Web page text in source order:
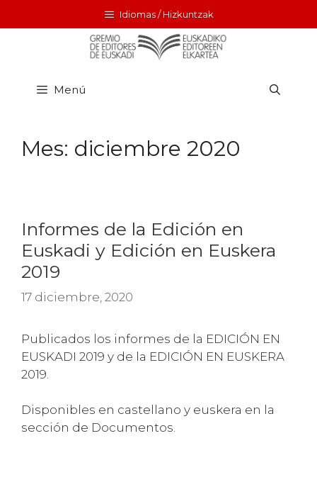
Idiomas / Hizkuntzak
Menú
Mes: diciembre 2020
Informes de la Edición en
Euskadi y Edición en Euskera
2019
17 diciembre, 2020
Publicados los informes de la EDICIÓN EN
EUSKADI 2019 y de la EDICIÓN EN EUSKERA
2019.
Disponibles en castellano y euskera en la
sección de Documentos.